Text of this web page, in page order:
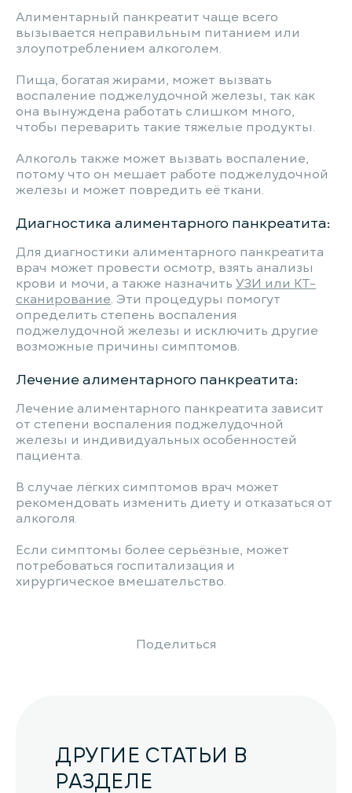
Алиментарный панкреатит чаще всего
вызывается неправильным питанием или
злоупотреблением алкоголем.
Пища, богатая жирами, может вызвать
воспаление поджелудочной железы, так как
она вынуждена работать слишком много,
чтобы переварить такие тяжелые продукты.
Алкоголь также может вызвать воспаление,
потому что он мешает работе поджелудочной
железы и может повредить её ткани.
Диагностика алиментарного панкреатита:
Для диагностики алиментарного панкреатита
врач может провести осмотр, взять анализы
крови и мочи, а также назначить УЗИ или КТ-
сканирование. Эти процедуры помогут
определить степень воспаления
поджелудочной железы и исключить другие
возможные причины симптомов.
Лечение алиментарного панкреатита:
Лечение алиментарного панкреатита зависит
от степени воспаления поджелудочной
железы и индивидуальных особенностей
пациента.
В случае лёгких симптомов врач может
рекомендовать изменить диету и отказаться от
алкоголя.
Если симптомы более серьёзные, может
потребоваться госпитализация и
хирургическое вмешательство.
Поделиться
ДРУГИЕ СТАТЬИ В
РАЗДЕЛЕ